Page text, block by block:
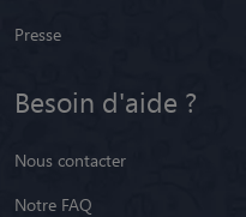
Presse
Besoin d'aide ?
Nous contacter
Notre FAQ